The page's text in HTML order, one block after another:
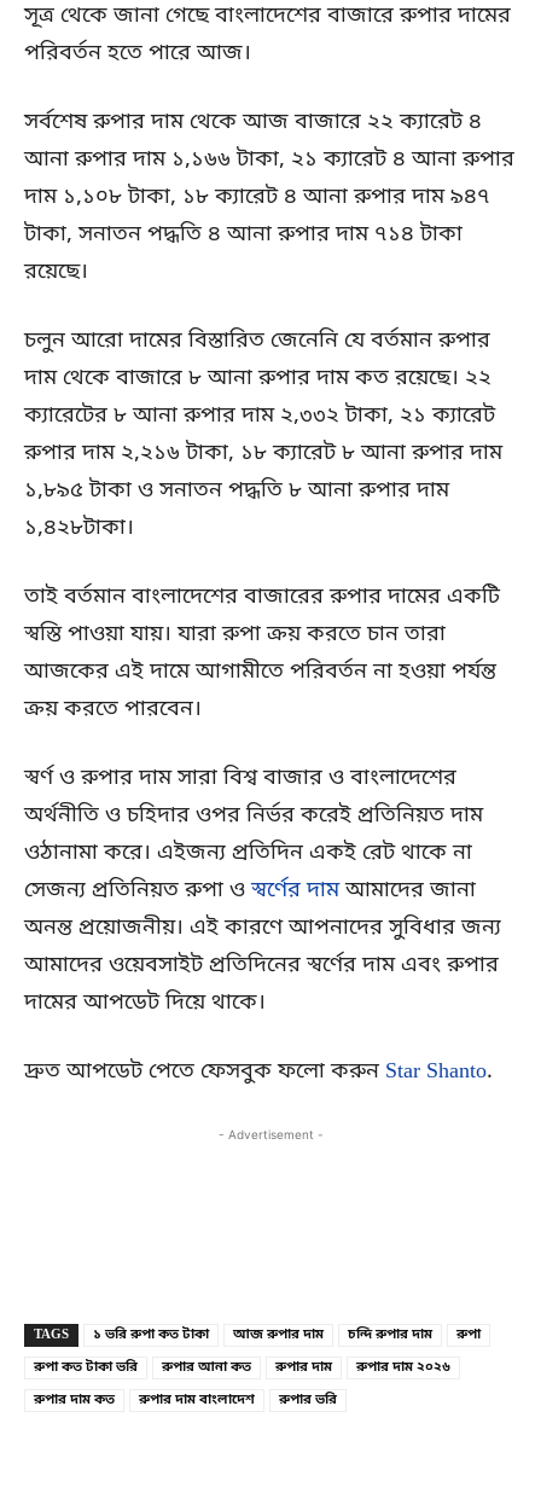
সূত্র থেকে জানা গেছে বাংলাদেশের বাজারে রুপার দামের
পরিবর্তন হতে পারে আজ।
সর্বশেষ রুপার দাম থেকে আজ বাজারে ২২ ক্যারেট ৪
আনা রুপার দাম ১,১৬৬ টাকা, ২১ ক্যারেট ৪ আনা রুপার
দাম ১,১০৮ টাকা, ১৮ ক্যারেট ৪ আনা রুপার দাম ৯৪৭
টাকা, সনাতন পদ্ধতি ৪ আনা রুপার দাম ৭১৪ টাকা
রয়েছে।
চলুন আরো দামের বিস্তারিত জেনেনি যে বর্তমান রুপার
দাম থেকে বাজারে ৮ আনা রুপার দাম কত রয়েছে। ২২
ক্যারেটের ৮ আনা রুপার দাম ২,৩৩২ টাকা, ২১ ক্যারেট
রুপার দাম ২,২১৬ টাকা, ১৮ ক্যারেট ৮ আনা রুপার দাম
১,৮৯৫ টাকা ও সনাতন পদ্ধতি ৮ আনা রুপার দাম
১,৪২৮টাকা।
তাই বর্তমান বাংলাদেশের বাজারের রুপার দামের একটি
স্বস্তি পাওয়া যায়। যারা রুপা ক্রয় করতে চান তারা
আজকের এই দামে আগামীতে পরিবর্তন না হওয়া পর্যন্ত
ক্রয় করতে পারবেন।
স্বর্ণ ও রুপার দাম সারা বিশ্ব বাজার ও বাংলাদেশের
অর্থনীতি ও চহিদার ওপর নির্ভর করেই প্রতিনিয়ত দাম
ওঠানামা করে। এইজন্য প্রতিদিন একই রেট থাকে না
সেজন্য প্রতিনিয়ত রুপা ওস্বর্ণের দামআমাদের জানা
অনন্ত প্রয়োজনীয়। এই কারণে আপনাদের সুবিধার জন্য
আমাদের ওয়েবসাইট প্রতিদিনের স্বর্ণের দাম এবং রুপার
দামের আপডেট দিয়ে থাকে।
দ্রুত আপডেট পেতে ফেসবুক ফলো করুন Star Shanto.
- Advertisement -
TAGS ১ ভরি রুপা কত টাকা আজ রুপার দাম চন্দি রুপার দাম
রুপা
রুপা কত টাকা ভরি
রুপার আনা কত রুপার দাম
রুপার দাম ২০২৬
রুপার দাম কত
রুপার দাম বাংলাদেশ রুপার ভরি